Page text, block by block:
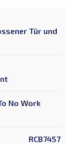
Tür und
No Work
RCB7457